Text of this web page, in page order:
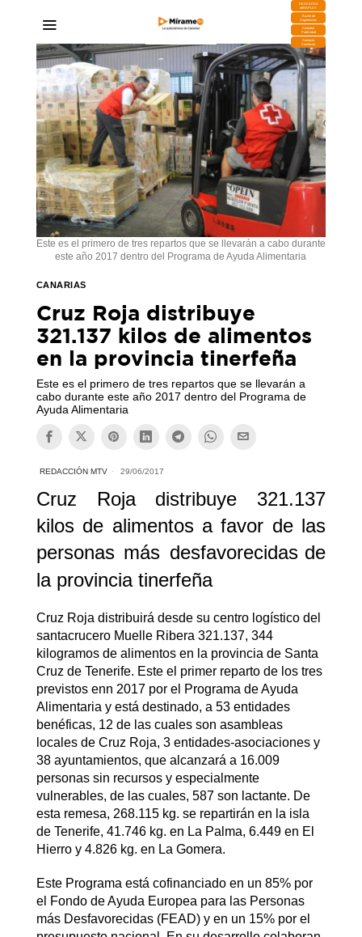
DESCARGA
MIRAPLAY
Buzón de
Sugerencias
Contratar
Publicidad
Contacto
Comercial
Este es el primero de tres repartos que se llevarán a cabo durante
este año 2017 dentro del Programa de Ayuda Alimentaria
CANARIAS
Cruz Roja distribuye
321.137 kilos de alimentos
en la provincia tinerfeña
Este es el primero de tres repartos que se llevarán a
cabo durante este año 2017 dentro del Programa de
Ayuda Alimentaria
REDACCIÓN MTV 29/06/2017
Cruz Roja distribuye 321.137
kilos de alimentos a favor de las
personas más desfavorecidas de
la provincia tinerfeña
Cruz Roja distribuirá desde su centro logístico del
santacrucero Muelle Ribera 321.137, 344
kilogramos de alimentos en la provincia de Santa
Cruz de Tenerife. Este el primer reparto de los tres
previstos enn 2017 por el Programa de Ayuda
Alimentaria y está destinado, a 53 entidades
benéficas, 12 de las cuales son asambleas
locales de Cruz Roja, 3 entidades-asociaciones y
38 ayuntamientos, que alcanzará a 16.009
personas sin recursos y especialmente
vulnerables, de las cuales, 587 son lactante. De
esta remesa, 268.115 kg. se repartirán en la isla
de Tenerife, 41.746 kg. en La Palma, 6.449 en El
Hierro y 4.826 kg. en La Gomera.
Este Programa está cofinanciado en un 85% por
el Fondo de Ayuda Europea para las Personas
más Desfavorecidas (FEAD) y en un 15% por el